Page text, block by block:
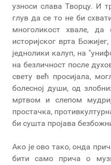
узноси слава Творцу. И
глув да се то не би
многоликост хвале, да
историјског врта
једнолики калуп, на
на безличност после
свету већ просијала,
болесној души, од
мртвом и слепом
простачка,
би сушта пројава
Ако је ово тако, онда
бити само прича о